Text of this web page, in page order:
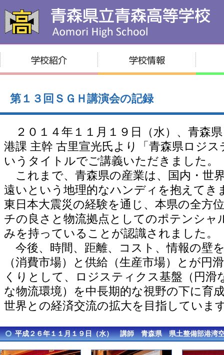
第１３回ＳＧＨ講演会の記録
２０１４年１１月１９日（水）、青森
港課 主幹 古里宣光氏より「青森県ロジ
いうタイトルでご講義いただきました。
これまで、青森県の産業は、国内・世
遠いという地理的なハンディを抱えてき
東日本大震災の経験を通じ、本県の全方
チの良さと物流拠点としてのポテンシャ
みを持っていることが認識されました。
今後、時間、距離、コスト、情報の壁
（消費市場）と供給（生産市場）とが円
くりとして、ロジスティクス基盤（円滑
な物流環境）を中長期的な視野の下に育
世界との経済交流の拡大を目指していま
平成２６年１１月１９日（水） 講師 青森県 県土整備部港